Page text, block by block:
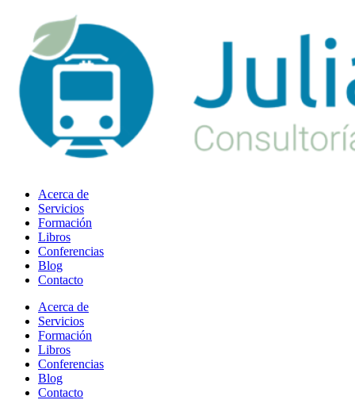
contenido
Acerca de
Servicios
Formación
Libros
Conferencias
Blog
Contacto
Acerca de
Servicios
Formación
Libros
Conferencias
Blog
Contacto